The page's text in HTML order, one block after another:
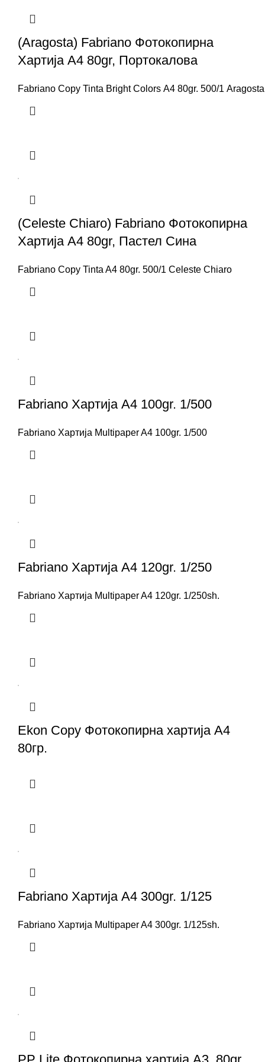
(Aragosta) Fabriano Фотокопирна
Хартија A4 80gr, Портокалова
Fabriano Copy Tinta Bright Colors A4 80gr. 500/1 Aragosta
(Celeste Chiaro) Fabriano Фотокопирна
Хартија A4 80gr, Пастел Сина
Fabriano Copy Tinta A4 80gr. 500/1 Celeste Chiaro
Fabriano Хартија A4 100gr. 1/500
Fabriano Хартија Multipaper A4 100gr. 1/500
Fabriano Хартија A4 120gr. 1/250
Fabriano Хартија Multipaper A4 120gr. 1/250sh.
Ekon Copy Фотокопирна хартија A4
80гр.
Fabriano Хартија A4 300gr. 1/125
Fabriano Хартија Multipaper A4 300gr. 1/125sh.